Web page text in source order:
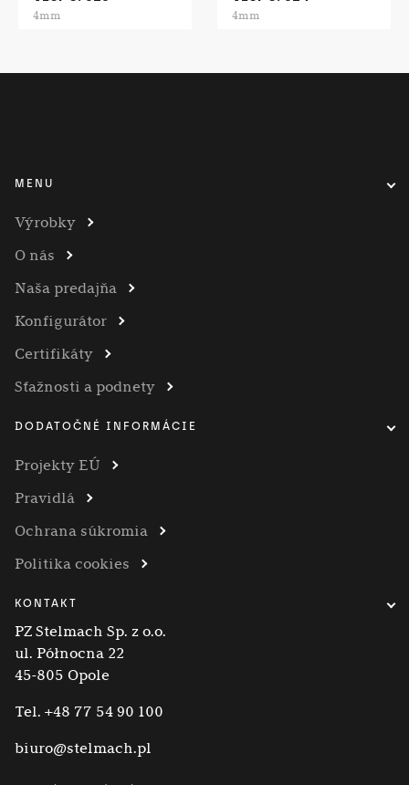
4mm 4mm
MENU
Výrobky
O nás
Naša predajňa
Konfigurátor
Certifikáty
Sťažnosti a podnety
DODATOČNÉ INFORMÁCIE
Projekty EÚ
Pravidlá
Ochrana súkromia
Politika cookies
KONTAKT
PZ Stelmach Sp. z o.o.
ul. Północna 22
45-805 Opole
Tel. +48 77 54 90 100
biuro@stelmach.pl